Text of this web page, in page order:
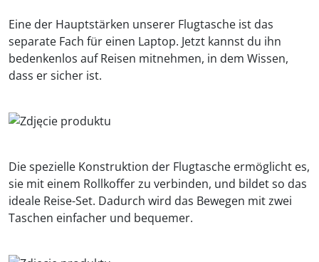
Eine der Hauptstärken unserer Flugtasche ist das
separate Fach für einen Laptop. Jetzt kannst du ihn
bedenkenlos auf Reisen mitnehmen, in dem Wissen,
dass er sicher ist.
Die spezielle Konstruktion der Flugtasche ermöglicht es,
sie mit einem Rollkoffer zu verbinden, und bildet so das
ideale Reise-Set. Dadurch wird das Bewegen mit zwei
Taschen einfacher und bequemer.